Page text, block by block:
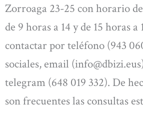
Zorroaga 23-25 con horario
de 9 horas a 14 y de 15 horas a
contactar por teléfono (943
sociales, email (info@dbizi.eus
telegram (648 019 332). De
son frecuentes las consultas